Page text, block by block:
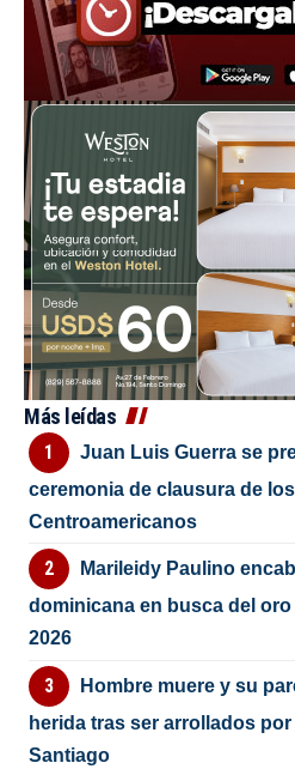
Más leídas
Juan Luis Guerra se
ceremonia de clausura de
Centroamericanos
Marileidy Paulino
dominicana en busca del
2026
Hombre muere y su
herida tras ser arrollados
Santiago